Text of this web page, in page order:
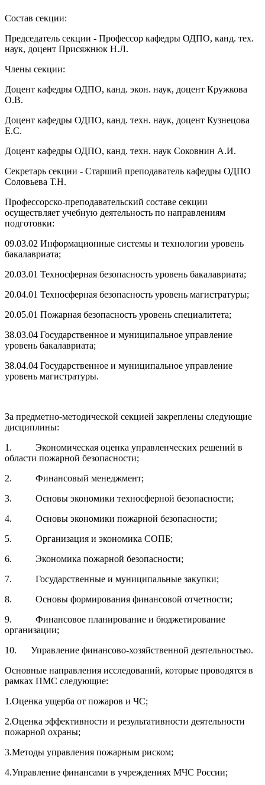
Состав секции:
Председатель секции - Профессор кафедры ОДПО, канд. тех.
наук, доцент Присяжнюк Н.Л.
Члены секции:
Доцент кафедры ОДПО, канд. экон. наук, доцент Кружкова
О.В.
Доцент кафедры ОДПО, канд. техн. наук, доцент Кузнецова
Е.С.
Доцент кафедры ОДПО, канд. техн. наук Соковнин А.И.
Секретарь секции - Старший преподаватель кафедры ОДПО
Соловьева Т.Н.
Профессорско-преподавательский составе секции
осуществляет учебную деятельность по направлениям
подготовки:
09.03.02 Информационные системы и технологии уровень
бакалавриата;
20.03.01 Техносферная безопасность уровень бакалавриата;
20.04.01 Техносферная безопасность уровень магистратуры;
20.05.01 Пожарная безопасность уровень специалитета;
38.03.04 Государственное и муниципальное управление
уровень бакалавриата;
38.04.04 Государственное и муниципальное управление
уровень магистратуры.
За предметно-методической секцией закреплены следующие
дисциплины:
1. Экономическая оценка управленческих решений в
области пожарной безопасности;
2. Финансовый менеджмент;
3. Основы экономики техносферной безопасности;
4. Основы экономики пожарной безопасности;
5. Организация и экономика СОПБ;
6. Экономика пожарной безопасности;
7. Государственные и муниципальные закупки;
8. Основы формирования финансовой отчетности;
9. Финансовое планирование и бюджетирование
организации;
10. Управление финансово-хозяйственной деятельностью.
Основные направления исследований, которые проводятся в
рамках ПМС следующие:
1.Оценка ущерба от пожаров и ЧС;
2.Оценка эффективности и результативности деятельности
пожарной охраны;
3.Методы управления пожарным риском;
4.Управление финансами в учреждениях МЧС России;